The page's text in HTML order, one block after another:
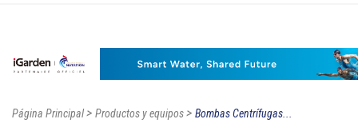
Página Principal> Productos y equipos> Bombas Centrífugas...